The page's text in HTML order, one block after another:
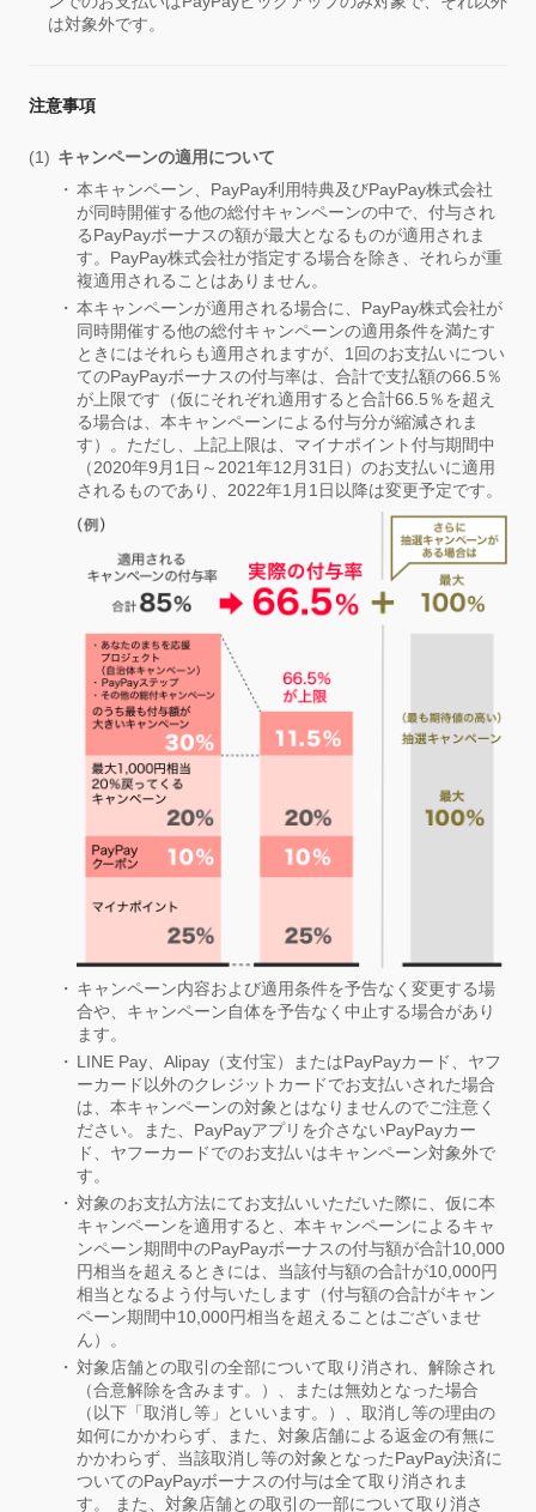
は対象外です。
注意事項
キャンペーンの適用について
本キャンペーン、PayPay利用特典及びPayPay株式会社
が同時開催する他の総付キャンペーンの中で、付与され
るPayPayボーナスの額が最大となるものが適用されま
す。PayPay株式会社が指定する場合を除き、それらが重
複適用されることはありません。
本キャンペーンが適用される場合に、PayPay株式会社が
同時開催する他の総付キャンペーンの適用条件を満たす
ときにはそれらも適用されますが、1回のお支払いについ
てのPayPayボーナスの付与率は、合計で支払額の66.5％
が上限です（仮にそれぞれ適用すると合計66.5％を超え
る場合は、本キャンペーンによる付与分が縮減されま
す）。ただし、上記上限は、マイナポイント付与期間中
（2020年9月1日～2021年12月31日）のお支払いに適用
されるものであり、2022年1月1日以降は変更予定です。
キャンペーン内容および適用条件を予告なく変更する場
合や、キャンペーン自体を予告なく中止する場合があり
ます。
LINE Pay、Alipay（支付宝）またはPayPayカード、ヤフ
ーカード以外のクレジットカードでお支払いされた場合
は、本キャンペーンの対象とはなりませんのでご注意く
ださい。また、PayPayアプリを介さないPayPayカー
ド、ヤフーカードでのお支払いはキャンペーン対象外で
す。
対象のお支払方法にてお支払いいただいた際に、仮に本
キャンペーンを適用すると、本キャンペーンによるキャ
ンペーン期間中のPayPayボーナスの付与額が合計10,000
円相当を超えるときには、当該付与額の合計が10,000円
相当となるよう付与いたします（付与額の合計がキャン
ペーン期間中10,000円相当を超えることはございませ
ん）。
対象店舗との取引の全部について取り消され、解除され
（合意解除を含みます。）、または無効となった場合
（以下「取消し等」といいます。）、取消し等の理由の
如何にかかわらず、また、対象店舗による返金の有無に
かかわらず、当該取消し等の対象となったPayPay決済に
ついてのPayPayボーナスの付与は全て取り消されま
す。 また、対象店舗との取引の一部について取り消さ